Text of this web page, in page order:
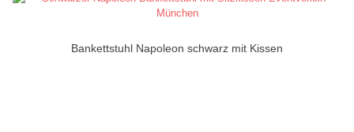
Bankettstuhl Napoleon schwarz mit Kissen